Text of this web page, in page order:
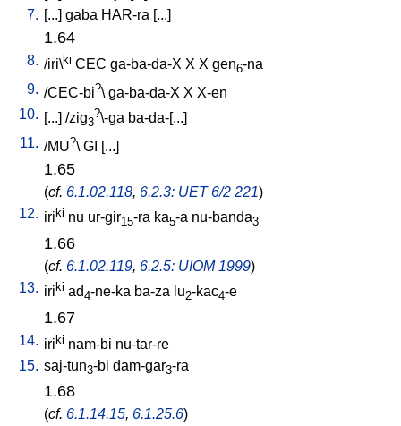
7. [...] gaba HAR-ra [...]
1.64
8. /iri\ki CEC ga-ba-da-X X X gen6-na
9. /CEC-bi?\ ga-ba-da-X X X-en
10. [...] /zig3
?\-ga ba-da-[...]
11. /MU?\ GI [...]
1.65
(cf. 6.1.02.118, 6.2.3: UET 6/2 221)
12. iriki nu ur-gir15-ra ka5-a nu-banda3
1.66
(cf. 6.1.02.119, 6.2.5: UIOM 1999)
13. iriki ad4-ne-ka ba-za lu2-kac4-e
1.67
14. iriki nam-bi nu-tar-re
15. saj-tun3-bi dam-gar3-ra
1.68
(cf. 6.1.14.15, 6.1.25.6)